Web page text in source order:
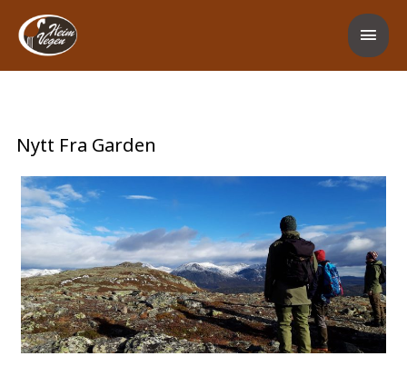
rett
innholdet
Nytt Fra Garden
Meditasjon
og
Naturleg
Friluftsliv Retreat
2023